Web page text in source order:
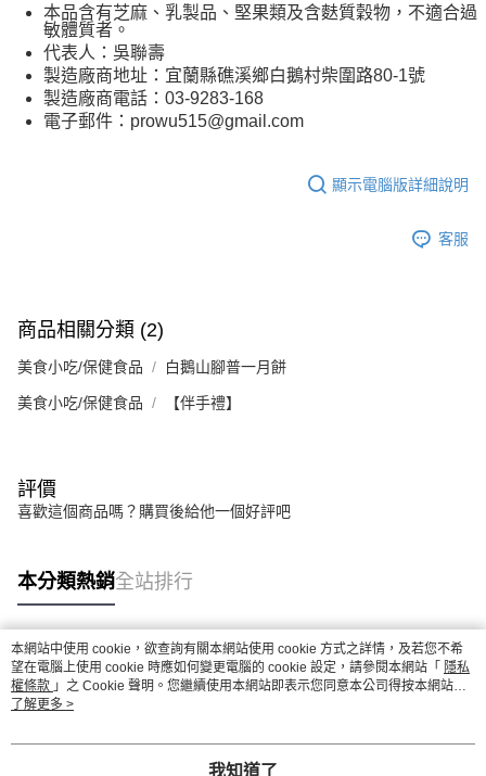
本品含有芝麻、乳製品、堅果類及含麩質穀物，不適合過
敏體質者。
代表人：吳聯壽
製造廠商地址：宜蘭縣礁溪鄉白鵝村柴圍路80-1號
製造廠商電話：03-9283-168
電子郵件：prowu515@gmail.com
顯示電腦版詳細說明
客服
商品相關分類 (2)
美食小吃/保健食品 白鵝山腳普一月餅
美食小吃/保健食品 【伴手禮】
評價
喜歡這個商品嗎？購買後給他一個好評吧
本分類熱銷全站排行
熱門標籤
本網站中使用 cookie，欲查詢有關本網站使用 cookie 方式之詳情，及若您不希
望在電腦上使用 cookie 時應如何變更電腦的 cookie 設定，請參閱本網站「 隱私
權條款 」之 Cookie 聲明。您繼續使用本網站即表示您同意本公司得按本網站使
用條款之 Cookie 聲明使用 cookie。
了解更多 >
我知道了